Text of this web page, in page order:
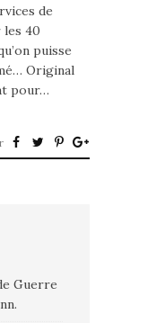
de
40
puisse
Original
pour…
Guerre